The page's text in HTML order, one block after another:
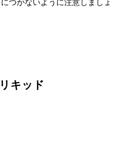
つかないように注意しましょ
キッド